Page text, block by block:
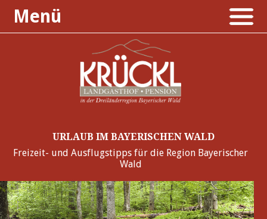
Menü
URLAUB IM BAYERISCHEN WALD
Freizeit- und Ausflugstipps für die Region Bayerischer
Wald